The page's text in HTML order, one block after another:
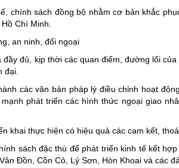
chính sách đồng bộ nhằm cơ bản khắc
Chí Minh.
an ninh, đối ngoại
đầy đủ, kịp thời các quan điểm, đường lối
đại.
các văn bản pháp lý điều chỉnh hoạt
phát triển các hình thức ngoại giao
khai thực hiện có hiệu quả các cam kết,
sách đặc thù để phát triển kinh tế kết
Đồn, Cồn Cỏ, Lý Sơn, Hòn Khoai và các